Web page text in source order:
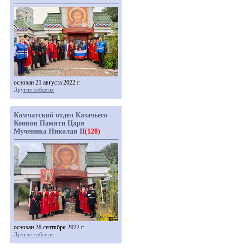
основан 21 августа 2022 г.
Другие события
Камчатский отдел Казачьего
Конвоя Памяти Царя
Мученика Николая II(120)
основан 28 сентября 2022 г.
Другие события